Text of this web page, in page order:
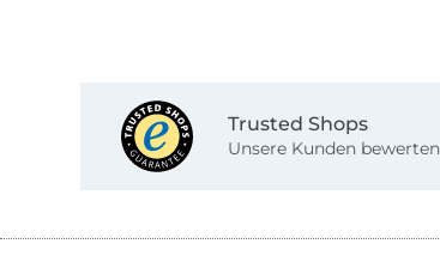
Trusted Shops
Unsere Kunden